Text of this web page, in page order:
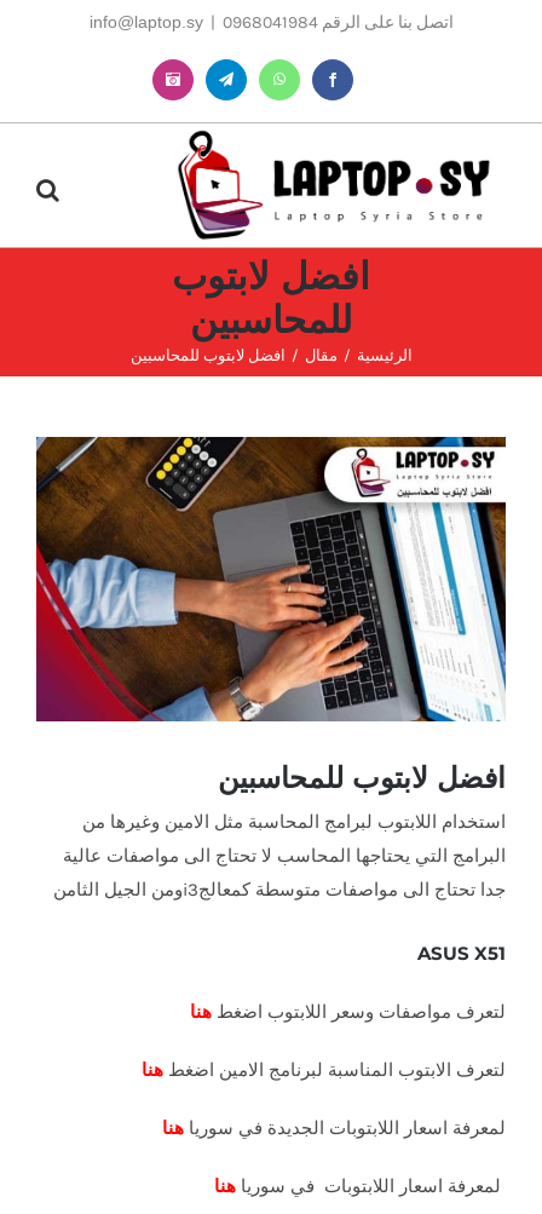
اتصل بنا على الرقم 0968041984 |
info@laptop.sy
Facebook
WhatsApp
Telegram
Instagram
افضل لابتوب
للمحاسبين
الرئيسية مقال افضل لابتوب للمحاسبين
مشاهدة
صورة
أكبر
افضل لابتوب للمحاسبين
استخدام اللابتوب لبرامج المحاسبة مثل الامين وغيرها من
البرامج التي يحتاجها المحاسب لا تحتاج الى مواصفات عالية
جدا تحتاج الى مواصفات متوسطة كمعالجi3ومن الجيل الثامن
ASUS X51
لتعرف مواصفات وسعر اللابتوب اضغط هنا
لتعرف الابتوب المناسبة لبرنامج الامين اضغط هنا
لمعرفة اسعار اللابتوبات الجديدة في سوريا هنا
لمعرفة اسعار اللابتوبات في سوريا هنا